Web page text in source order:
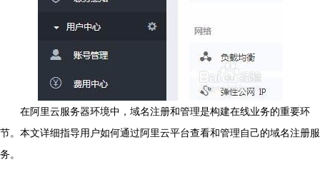
在阿里云服务器环境中，域名注册和管理是构建在线业务的重要环
节。本文详细指导用户如何通过阿里云平台查看和管理自己的域名注册服
务。